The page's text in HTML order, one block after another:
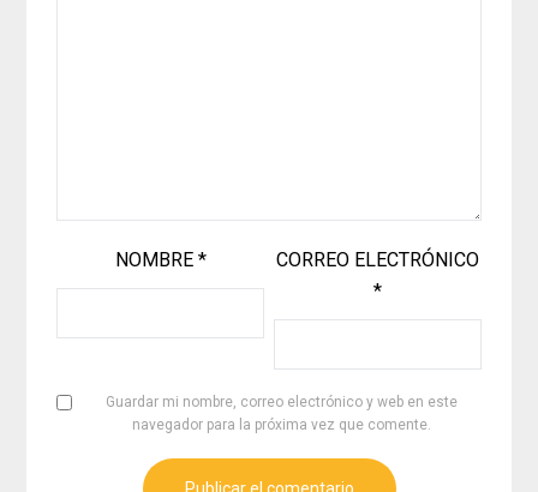
NOMBRE *
CORREO ELECTRÓNICO
*
Guardar mi nombre, correo electrónico y web en este
navegador para la próxima vez que comente.